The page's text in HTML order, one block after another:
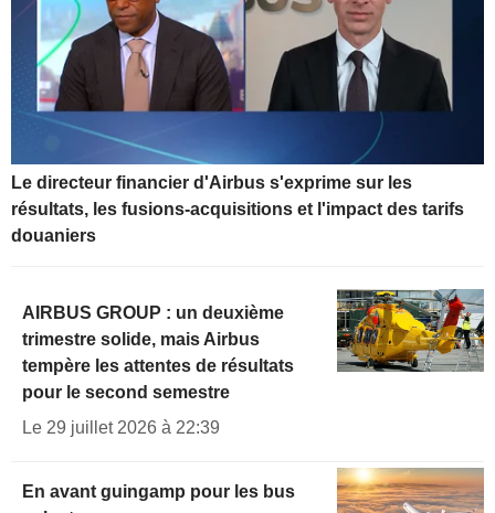
Le directeur financier d'Airbus s'exprime sur les
résultats, les fusions-acquisitions et l'impact des tarifs
douaniers
AIRBUS GROUP : un deuxième
trimestre solide, mais Airbus
tempère les attentes de résultats
pour le second semestre
Le 29 juillet 2026 à 22:39
En avant guingamp pour les bus